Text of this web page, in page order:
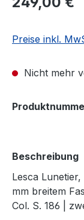
Preise inkl.
Nicht mehr
Beschreibung
Lesca
mm breitem
Col. S. 186 |